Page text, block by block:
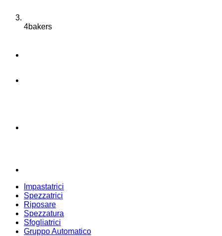
4bakers
Impastatrici
Spezzatrici
Riposare
Spezzatura
Sfogliatrici
Gruppo Automatico